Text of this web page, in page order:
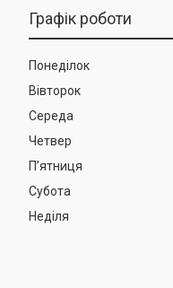
Графік роботи
Понеділок
Вівторок
Середа
Четвер
Пʼятниця
Субота
Неділя